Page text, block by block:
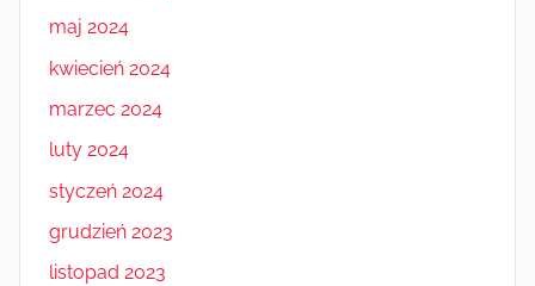
maj 2024
kwiecień 2024
marzec 2024
luty 2024
styczeń 2024
grudzień 2023
listopad 2023